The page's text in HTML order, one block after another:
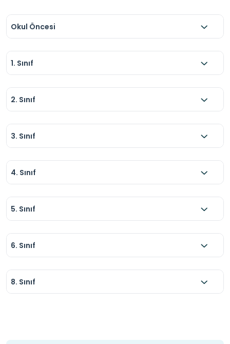
Okul Öncesi
1. Sınıf
2. Sınıf
3. Sınıf
4. Sınıf
5. Sınıf
6. Sınıf
8. Sınıf